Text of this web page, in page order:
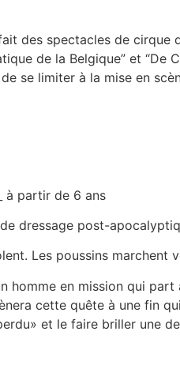
des spectacles de
de la Belgique” et
se limiter à la mise en
à partir de 6 ans
dressage post-
Les poussins
homme en mission qui
cette quête à une fin
et le faire briller une